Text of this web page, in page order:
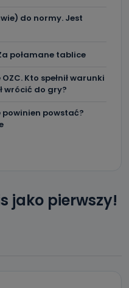
do normy. Jest
połamane tablice
Kto spełnił warunki
wrócić do gry?
powstać?
jako pierwszy!